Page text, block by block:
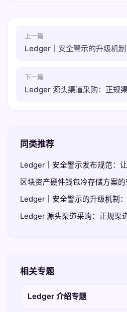
上一篇
下一篇
同类推荐
相关专题
Ledger 介绍专题